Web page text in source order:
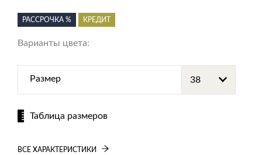
РАССРОЧКА % КРЕДИТ
Варианты цвета:
Размер
Таблица размеров
ВСЕ ХАРАКТЕРИСТИКИ